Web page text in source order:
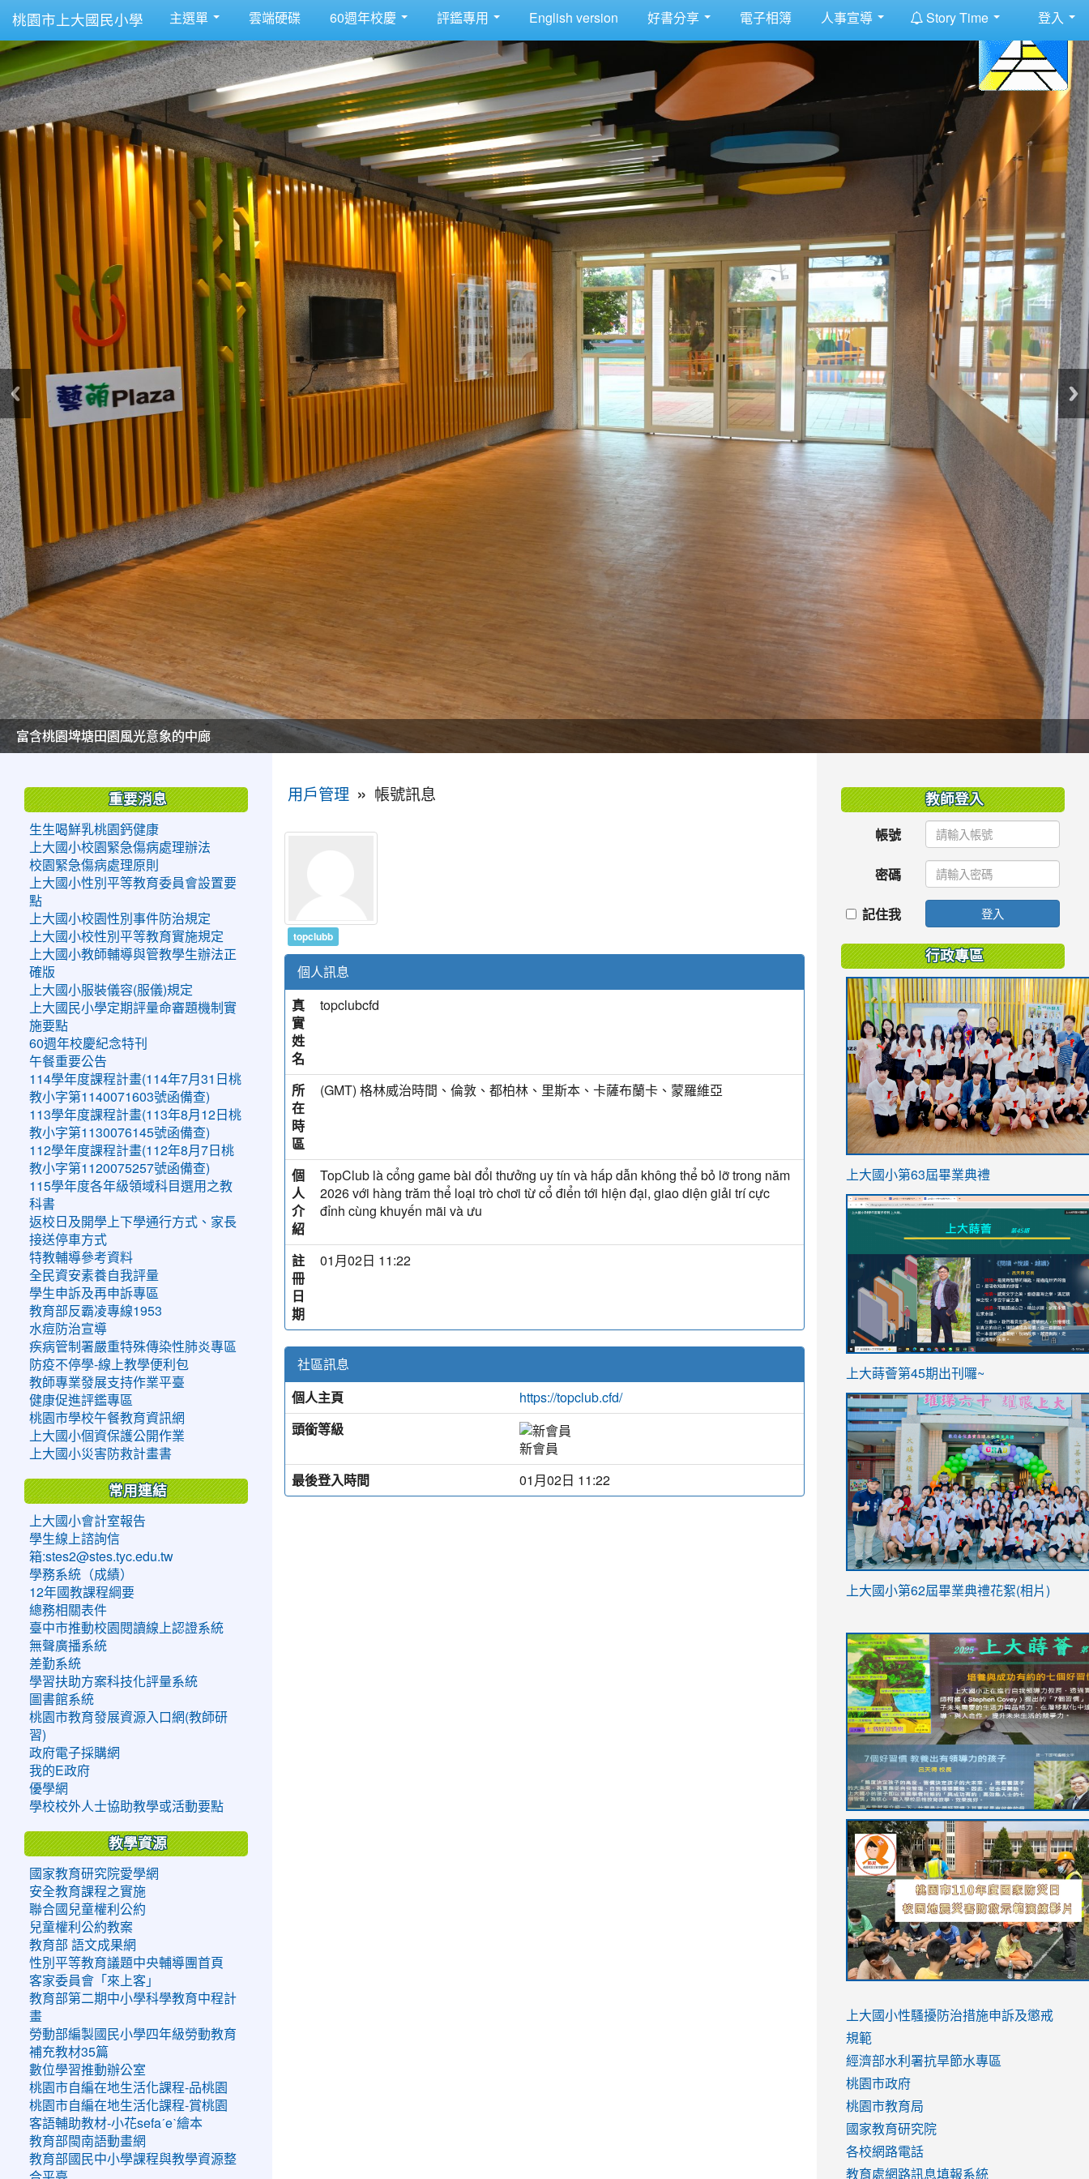
桃園市上大國民小學 主選單 雲端硬碟 60週年校慶 評鑑專用 English version 好書分享 電子相簿 人事宣導 Story Time 登入
美麗的操場是我們活力的來源
美麗的操場是我們活力的來源
煥然一新的小司令台
煥然一新的小司令台
富含桃園埤塘田園風光意象的中廊
富含桃園埤塘田園風光意象的中廊
嶄新的中庭廣場
嶄新的中庭廣場
水生池生生不息
水生池生生不息
用戶管理 » 帳號訊息
topclubb
個人訊息
真
實
姓
名
topclubcfd
所
在
時
區
(GMT) 格林威治時間、倫敦、都柏林、里斯本、卡薩布蘭卡、蒙羅維亞
個
人
介
紹
TopClub là cổng game bài đổi thưởng uy tín và hấp dẫn không thể bỏ lỡ trong năm
2026 với hàng trăm thể loại trò chơi từ cổ điển tới hiện đại, giao diện giải trí cực
đỉnh cùng khuyến mãi và ưu
註
冊
日
期
01月02日 11:22
社區訊息
個人主頁
https://topclub.cfd/
頭銜等級
新會員
最後登入時間
01月02日 11:22
重要消息
生生喝鮮乳桃園鈣健康
上大國小校園緊急傷病處理辦法
校園緊急傷病處理原則
上大國小性別平等教育委員會設置要
點
上大國小校園性別事件防治規定
上大國小校性別平等教育實施規定
上大國小教師輔導與管教學生辦法正
確版
上大國小服裝儀容(服儀)規定
上大國民小學定期評量命審題機制實
施要點
60週年校慶紀念特刊
午餐重要公告
114學年度課程計畫(114年7月31日桃
教小字第1140071603號函備查)
113學年度課程計畫(113年8月12日桃
教小字第1130076145號函備查)
112學年度課程計畫(112年8月7日桃
教小字第1120075257號函備查)
115學年度各年級領域科目選用之教
科書
返校日及開學上下學通行方式、家長
接送停車方式
特教輔導參考資料
全民資安素養自我評量
學生申訴及再申訴專區
教育部反霸凌專線1953
水痘防治宣導
疾病管制署嚴重特殊傳染性肺炎專區
防疫不停學-線上教學便利包
教師專業發展支持作業平臺
健康促進評鑑專區
桃園市學校午餐教育資訊網
上大國小個資保護公開作業
上大國小災害防救計畫書
常用連結
上大國小會計室報告
學生線上諮詢信
箱:stes2@stes.tyc.edu.tw
學務系統（成績）
12年國教課程綱要
總務相關表件
臺中市推動校園閱讀線上認證系統
無聲廣播系統
差勤系統
學習扶助方案科技化評量系統
圖書館系統
桃園市教育發展資源入口網(教師研
習)
政府電子採購網
我的E政府
優學網
學校校外人士協助教學或活動要點
教學資源
國家教育研究院愛學網
安全教育課程之實施
聯合國兒童權利公約
兒童權利公約教案
教育部 語文成果網
性別平等教育議題中央輔導團首頁
客家委員會「來上客」
教育部第二期中小學科學教育中程計
畫
勞動部編製國民小學四年級勞動教育
補充教材35篇
數位學習推動辦公室
桃園市自編在地生活化課程-品桃園
桃園市自編在地生活化課程-賞桃園
客語輔助教材-小花sefaˊeˋ繪本
教育部閩南語動畫網
教育部國民中小學課程與教學資源整
教師登入
帳號
密碼
記住我 登入
行政專區
link
https://sites.google.com/stes.tyc.edu.tw/
上大國小第63屆畢業典禮
link
ink
https://sites.google.com/stes.tyc.edu.tw/
link
https://sites.google.com/stes.tyc.edu.tw/
上大蒔薈第45期出刊囉~
link
YfDQppRvyMk686kIw6SBbssEIZ6WnT/
usp=sharing
上大國小第62屆畢業典禮花絮(相片)
to
https://drive.google.com/file/d/1I-
YfDQppRvyMk686kIw6SBbssEIZ6WnT/
usp=sharing
to
https://sites.google.com/stes.tyc.edu.tw/
link
to
https://sites.google.com/stes.tyc.edu.tw/
link
to
https://drive.google.com/file/d/
usp=sharing
link
to
https://youtu.be/jJOMVWY3-
8M
link
to
https://drive.google.com/file/d/
usp=sharing
to
https://www.youtube.com/watch?
v=hC_gdZndU9s
to
https://www.youtube.com/watch?
v=hC_gdZndU9s
link
to
https://www.youtube.com/watch?
v=mfpNykQ0g4M
上大國小性騷擾防治措施申訴及懲戒
規範
經濟部水利署抗旱節水專區
桃園市政府
桃園市教育局
國家教育研究院
各校網路電話
教育處網路訊息填報系統